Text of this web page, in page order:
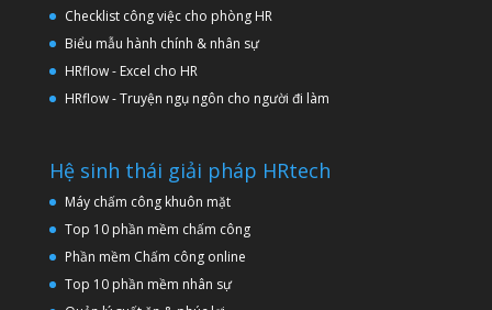
Checklist công việc cho phòng HR
Biểu mẫu hành chính & nhân sự
HRflow - Excel cho HR
HRflow - Truyện ngụ ngôn cho người đi làm
Hệ sinh thái giải pháp HRtech
Máy chấm công khuôn mặt
Top 10 phần mềm chấm công
Phần mềm Chấm công online
Top 10 phần mềm nhân sự